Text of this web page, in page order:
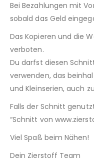
Bei Bezahlungen mit
sobald das Geld
Das Kopieren und die
verboten.
Du darfst diesen
verwenden, das
und Kleinserien, auch
Falls der Schnitt
“Schnitt von
Viel Spaß beim Nähen!
Dein Zierstoff Team